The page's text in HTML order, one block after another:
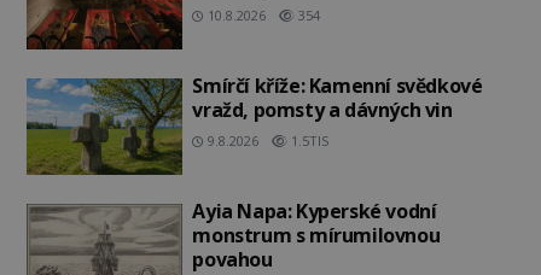
10.8.2026 354
Smírčí kříže: Kamenní svědkové
vražd, pomsty a dávných vin
9.8.2026 1.5TIS
Ayia Napa: Kyperské vodní
monstrum s mírumilovnou
povahou